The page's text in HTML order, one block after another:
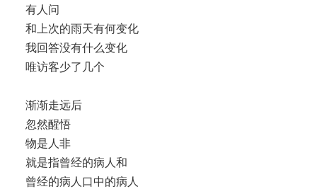
有人问
和上次的雨天有何变化
我回答没有什么变化
唯访客少了几个
渐渐走远后
忽然醒悟
物是人非
就是指曾经的病人和
曾经的病人口中的病人